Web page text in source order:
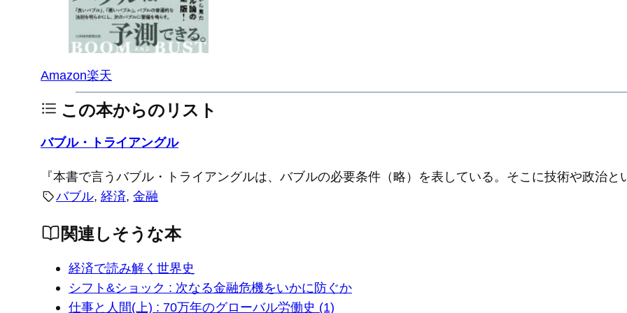
Amazon楽天
この本からのリスト
バブル・トライアングル
『本書で言うバブル・トライアングルは、バブルの必要条件（略）を表している。そこに技術や政治
バブル, 経済, 金融
関連しそうな本
経済で読み解く世界史
シフト&ショック : 次なる金融危機をいかに防ぐか
仕事と人間(上) : 70万年のグローバル労働史 (1)